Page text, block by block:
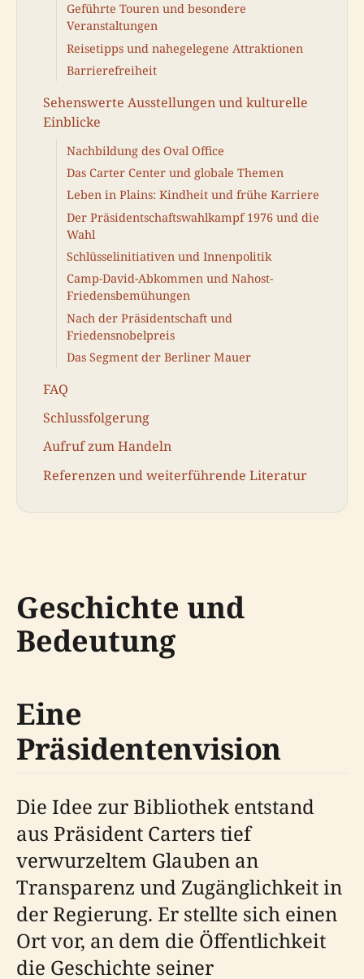
Geführte Touren und besondere
Veranstaltungen
Reisetipps und nahegelegene Attraktionen
Barrierefreiheit
Sehenswerte Ausstellungen und kulturelle
Einblicke
Nachbildung des Oval Office
Das Carter Center und globale Themen
Leben in Plains: Kindheit und frühe Karriere
Der Präsidentschaftswahlkampf 1976 und die
Wahl
Schlüsselinitiativen und Innenpolitik
Camp-David-Abkommen und Nahost-
Friedensbemühungen
Nach der Präsidentschaft und
Friedensnobelpreis
Das Segment der Berliner Mauer
FAQ
Schlussfolgerung
Aufruf zum Handeln
Referenzen und weiterführende Literatur
Geschichte und
Bedeutung
Eine
Präsidentenvision
Die Idee zur Bibliothek entstand
aus Präsident Carters tief
verwurzeltem Glauben an
Transparenz und Zugänglichkeit in
der Regierung. Er stellte sich einen
Ort vor, an dem die Öffentlichkeit
die Geschichte seiner